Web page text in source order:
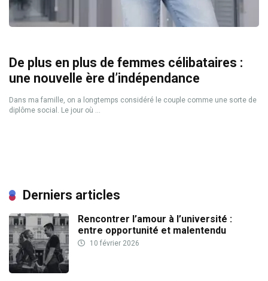
De plus en plus de femmes célibataires :
une nouvelle ère d’indépendance
Dans ma famille, on a longtemps considéré le couple comme une sorte de
diplôme social. Le jour où ...
Derniers articles
Rencontrer l’amour à l’université :
entre opportunité et malentendu
10 février 2026